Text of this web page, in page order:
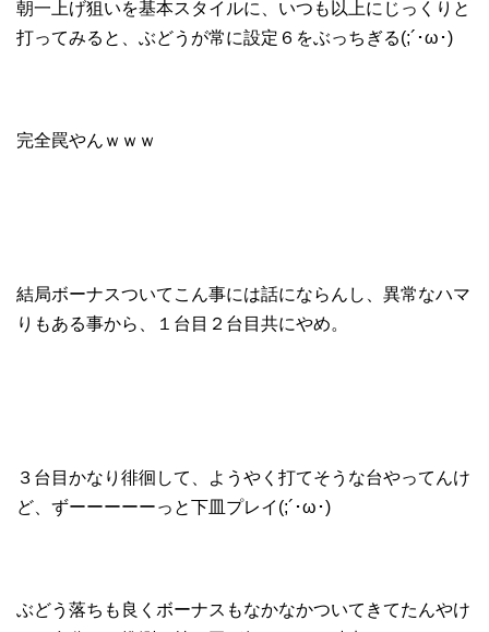
朝一上げ狙いを基本スタイルに、いつも以上にじっくりと
打ってみると、ぶどうが常に設定６をぶっちぎる(;´･ω･)
完全罠やんｗｗｗ
結局ボーナスついてこん事には話にならんし、異常なハマ
りもある事から、１台目２台目共にやめ。
３台目かなり徘徊して、ようやく打てそうな台やってんけ
ど、ずーーーーーっと下皿プレイ(;´･ω･)
ぶどう落ちも良くボーナスもなかなかついてきてたんやけ